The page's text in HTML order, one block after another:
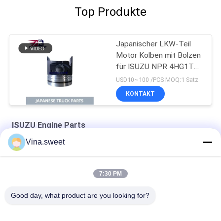
Top Produkte
Japanischer LKW-Teil
Motor Kolben mit Bolzen
für ISUZU NPR 4HG1T
Neues Modell 8-
98209745-0
USD10~100 /PCS MOQ:1 Satz
KONTAKT
ISUZU Engine Parts
Rad-Zylinder Isuzu Engine Parts ISUZ 6HH1 Brems
Vina.sweet
7:30 PM
Good day, what product are you looking for?